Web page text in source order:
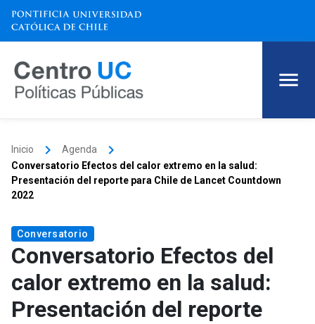
Inicio keyboard_arrow_right Agenda keyboard_arrow_right
Conversatorio Efectos del calor extremo en la salud:
Presentación del reporte para Chile de Lancet Countdown
2022
Conversatorio
Conversatorio Efectos del
calor extremo en la salud:
Presentación del reporte